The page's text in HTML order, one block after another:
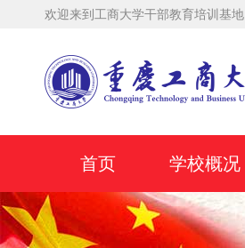
欢迎来到工商大学干部教育培训基地
首页 学校概况